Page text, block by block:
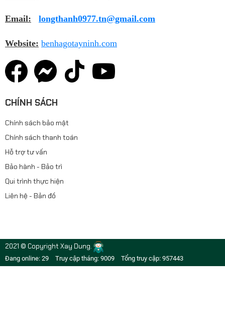
Email: longthanh0977.tn@gmail.com
Website: benhagotayninh.com
CHÍNH SÁCH
Chính sách bảo mật
Chính sách thanh toán
Hỗ trợ tư vấn
Bảo hành - Bảo trì
Qui trình thực hiện
Liên hệ - Bản đồ
2021 © Copyright Xay Dung.
Đang online: 29 Truy cập tháng: 9009 Tổng truy cập: 957443